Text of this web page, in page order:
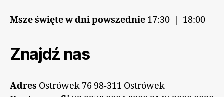
Msze święte w dni powszednie 17:30 | 18:00
Znajdź nas
Adres Ostrówek 76 98-311 Ostrówek